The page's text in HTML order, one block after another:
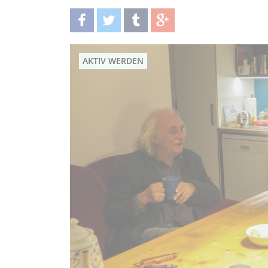
teilentwittern teilen teilen
AKTIV WERDEN